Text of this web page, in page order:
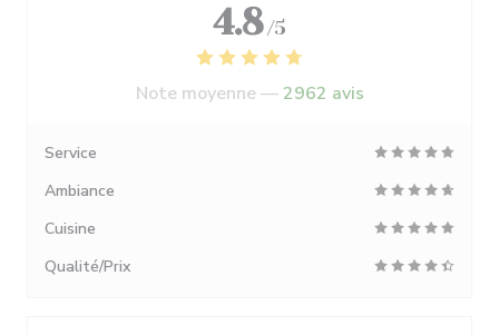
4.8 /5
Note moyenne —2962 avis
Service
Ambiance
Cuisine
Qualité/Prix